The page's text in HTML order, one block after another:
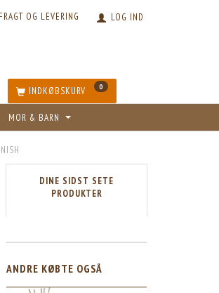
LOG IND
FRAGT OG LEVERING
INDKØBSKURV 0
MOR & BARN
DINE SIDST SETE
PRODUKTER
ANDRE KØBTE OGSÅ